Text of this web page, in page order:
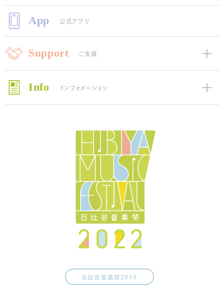
App 公式アプリ
Support ご支援
Info インフォメーション
日比谷音楽祭2019